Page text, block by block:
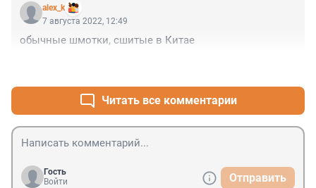
alex_k
7 августа 2022, 12:49
обычные шмотки, сшитые в Китае
Читать все комментарии
Гость
Войти
Отправить